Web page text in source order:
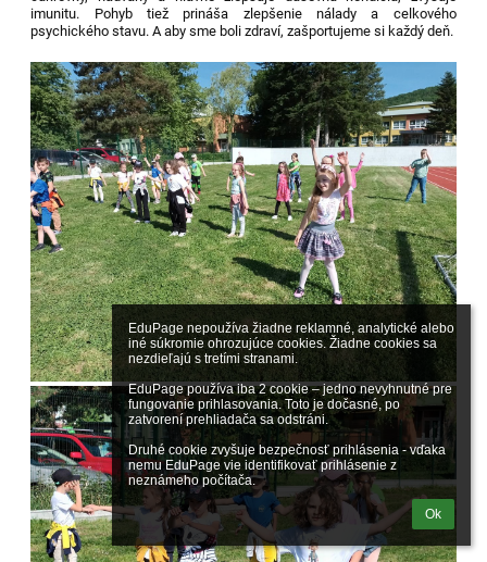
EduPage nepoužíva žiadne reklamné, analytické alebo
iné súkromie ohrozujúce cookies. Žiadne cookies sa
nezdieľajú s tretími stranami.
EduPage používa iba 2 cookie – jedno nevyhnutné pre
fungovanie prihlasovania. Toto je dočasné, po
zatvorení prehliadača sa odstráni.
Druhé cookie zvyšuje bezpečnosť prihlásenia - vďaka
nemu EduPage vie identifikovať prihlásenie z
neznámeho počítača.
Ok
imunitu. Pohyb tiež prináša zlepšenie nálady a celkového
psychického stavu. A aby sme boli zdraví, zašportujeme si každý deň.